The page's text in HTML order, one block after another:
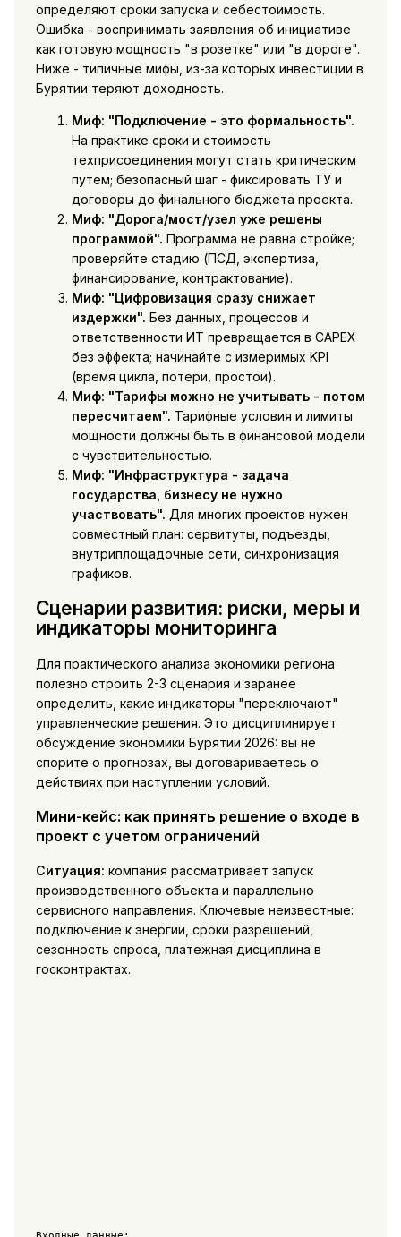
определяют сроки запуска и себестоимость.
Ошибка - воспринимать заявления об инициативе
как готовую мощность "в розетке" или "в дороге".
Ниже - типичные мифы, из-за которых инвестиции в
Бурятии теряют доходность.
Миф: "Подключение - это формальность".
На практике сроки и стоимость
техприсоединения могут стать критическим
путем; безопасный шаг - фиксировать ТУ и
договоры до финального бюджета проекта.
Миф: "Дорога/мост/узел уже решены
программой". Программа не равна стройке;
проверяйте стадию (ПСД, экспертиза,
финансирование, контрактование).
Миф: "Цифровизация сразу снижает
издержки". Без данных, процессов и
ответственности ИТ превращается в CAPEX
без эффекта; начинайте с измеримых KPI
(время цикла, потери, простои).
Миф: "Тарифы можно не учитывать - потом
пересчитаем". Тарифные условия и лимиты
мощности должны быть в финансовой модели
с чувствительностью.
Миф: "Инфраструктура - задача
государства, бизнесу не нужно
участвовать". Для многих проектов нужен
совместный план: сервитуты, подъезды,
внутриплощадочные сети, синхронизация
графиков.
Сценарии развития: риски, меры и
индикаторы мониторинга
Для практического анализа экономики региона
полезно строить 2-3 сценария и заранее
определить, какие индикаторы "переключают"
управленческие решения. Это дисциплинирует
обсуждение экономики Бурятии 2026: вы не
спорите о прогнозах, вы договариваетесь о
действиях при наступлении условий.
Мини-кейс: как принять решение о входе в
проект с учетом ограничений
Ситуация: компания рассматривает запуск
производственного объекта и параллельно
сервисного направления. Ключевые неизвестные:
подключение к энергии, сроки разрешений,
сезонность спроса, платежная дисциплина в
госконтрактах.